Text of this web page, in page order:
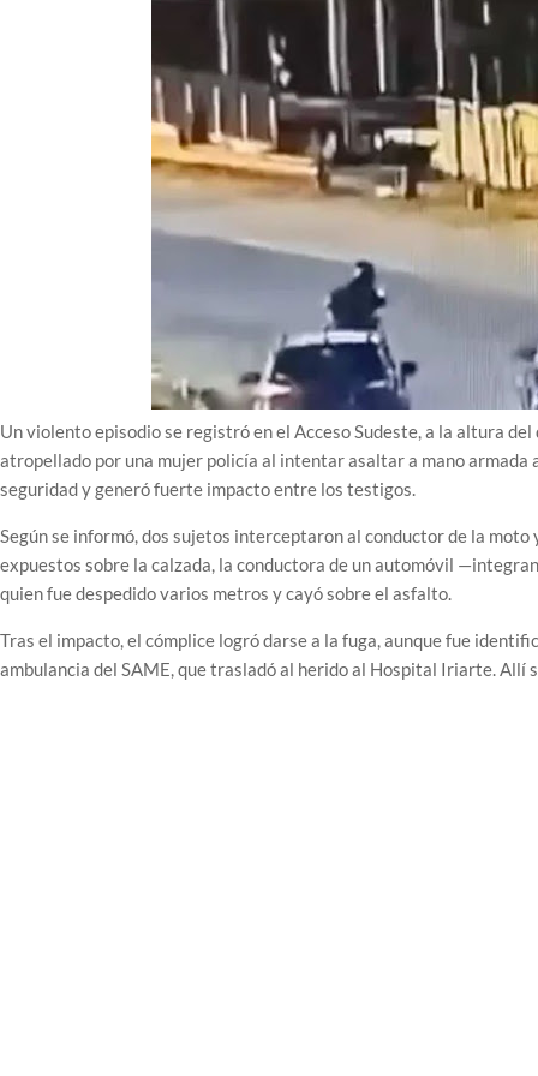
Un violento episodio se registró en el Acceso Sudeste, a la altura
atropellado por una mujer policía al intentar asaltar a mano
seguridad y generó fuerte impacto entre los testigos.
Según se informó, dos sujetos interceptaron al conductor de la
expuestos sobre la calzada, la conductora de un automóvil
quien fue despedido varios metros y cayó sobre el asfalto.
Tras el impacto, el cómplice logró darse a la fuga, aunque fue
ambulancia del SAME, que trasladó al herido al Hospital Iriarte. Allí